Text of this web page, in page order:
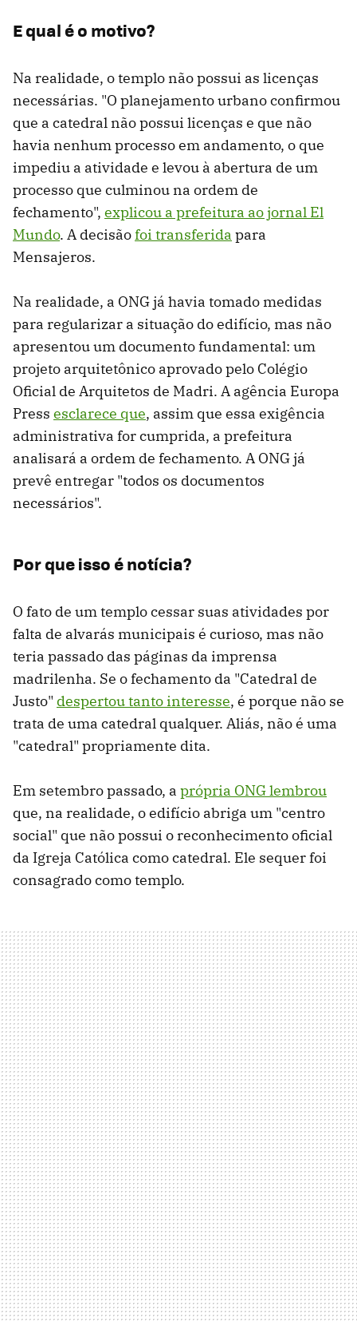
E qual é o motivo?
Na realidade, o templo não possui as licenças
necessárias. "O planejamento urbano confirmou
que a catedral não possui licenças e que não
havia nenhum processo em andamento, o que
impediu a atividade e levou à abertura de um
processo que culminou na ordem de
fechamento", explicou a prefeitura ao jornal El
Mundo. A decisãofoi transferida para
Mensajeros.
Na realidade, a ONG já havia tomado medidas
para regularizar a situação do edifício, mas não
apresentou um documento fundamental: um
projeto arquitetônico aprovado pelo Colégio
Oficial de Arquitetos de Madri. A agência Europa
Press esclarece que, assim que essa exigência
administrativa for cumprida, a prefeitura
analisará a ordem de fechamento. A ONG já
prevê entregar "todos os documentos
necessários".
Por que isso é notícia?
O fato de um templo cessar suas atividades por
falta de alvarás municipais é curioso, mas não
teria passado das páginas da imprensa
madrilenha. Se o fechamento da "Catedral de
Justo" despertou tanto interesse, é porque não se
trata de uma catedral qualquer. Aliás, não é uma
"catedral" propriamente dita.
Em setembro passado, a própria ONG lembrou
que, na realidade, o edifício abriga um "centro
social" que não possui o reconhecimento oficial
da Igreja Católica como catedral. Ele sequer foi
consagrado como templo.